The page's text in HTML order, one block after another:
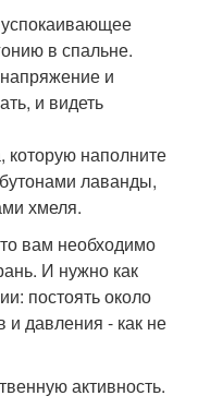
успокаивающее
в спальне.
и
и видеть
которую наполните
лаванды,
хмеля.
вам необходимо
И нужно как
постоять около
и давления - как не
активность.